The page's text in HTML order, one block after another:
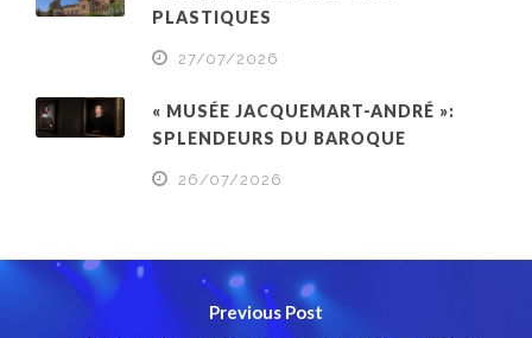
PLASTIQUES
27/07/2026
« MUSÉE JACQUEMART-ANDRÉ »:
SPLENDEURS DU BAROQUE
26/07/2026
Previous Post